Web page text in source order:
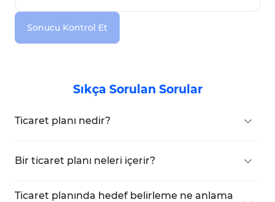
Sonucu Kontrol Et
Sıkça Sorulan Sorular
Ticaret planı nedir?
setidir.
Bir ticaret planı neleri içerir?
zamanlama, risk ve sermaye yönetimi ve daha
Ticaret planında hedef belirleme ne anlama